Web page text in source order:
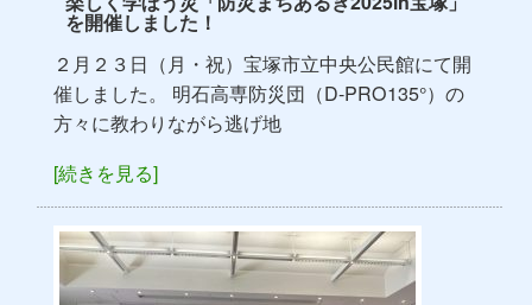
を開催しました！
２月２３日（月・祝）宝塚市立中央公民館にて開
催しました。 明石高専防災団（D-PRO135°）の
方々に教わりながら逃げ地
[続きを見る]